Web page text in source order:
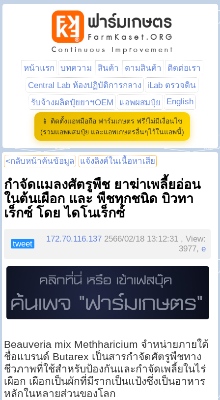
หน้าแรก บทความ สินค้า ตามสินค้า
ติดต่อเรา
Central Lab ห้องปฏิบัติการกลาง
iLab ตรวจดิน
รับจ้างผลิตปุ๋ยยาฯOEM
แอพผสมปุ๋ย English
📱 ติดตั้งแอพมือถือ ฟาร์มเกษตร ฟรี!ไม่มีเงื่อนไข
(รวมแอพผสมปุ๋ย และแอพเกษตรอื่นๆไว้ในแอพนี้)
<กลับหน้าค้นข้อมูล แจ้งลิงค์ในเนื้อหาเสีย
กำจัดแมลงศัตรูพืช ยาฆ่าเพลี้ยอ่อน
ในต้นเผือก และ พืชทุกชนิด บิวทา
เร็กซ์ โดย ไดโนเร็กซ์
tweet
172.70.116.137 2566/02/18 13:12:31 , View:
3977,e
Beauveria mix Methharicium จำหน่ายภายใต้
ชื่อแบรนด์ Butarex เป็นสารกำจัดศัตรูพืชทาง
ชีวภาพที่ใช้สำหรับป้องกันและกำจัดเพลี้ยในไร่
เผือก เผือกเป็นผักที่มีรากเป็นแป้งซึ่งเป็นอาหาร
หลักในหลายส่วนของโลก